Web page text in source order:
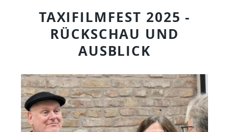
TAXIFILMFEST 2025 -
RÜCKSCHAU UND
AUSBLICK